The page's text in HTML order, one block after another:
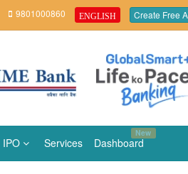
9801000860 ENGLISH Create Free
IPO Services Dashboard
New